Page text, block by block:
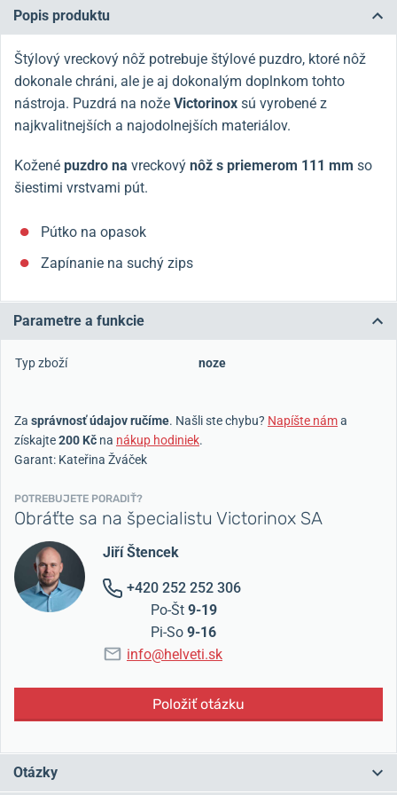
Popis produktu
Štýlový vreckový nôž potrebuje štýlové puzdro, ktoré nôž
dokonale chráni, ale je aj dokonalým doplnkom tohto
nástroja. Puzdrá na nože Victorinox sú vyrobené z
najkvalitnejších a najodolnejších materiálov.
Kožené puzdro na vreckový nôž s priemerom 111 mm so
šiestimi vrstvami pút.
Pútko na opasok
Zapínanie na suchý zips
Parametre a funkcie
Typ zboží noze
Za správnosť údajov ručíme. Našli ste chybu? Napíšte náma
získajte200 Kč na nákup hodiniek.
Garant: Kateřina Žváček
POTREBUJETE PORADIŤ?
Obráťte sa na špecialistu Victorinox SA
Jiří Štencek
+420 252 252 306
Po-Št 9-19
Pi-So 9-16
info@helveti.sk
Položiť otázku
Otázky